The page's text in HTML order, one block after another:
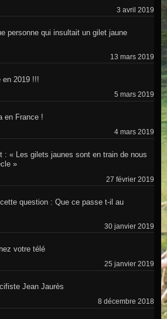
3 avril 2019
personne qui insultait un gilet jaune
13 mars 2019
en 2019 !!!
5 mars 2019
en France !
4 mars 2019
: « Les gilets jaunes sont en train de nous
»
27 février 2019
question : Que ce passe t-il au
30 janvier 2019
votre télé
25 janvier 2019
Jean Jaurès
8 décembre 2018